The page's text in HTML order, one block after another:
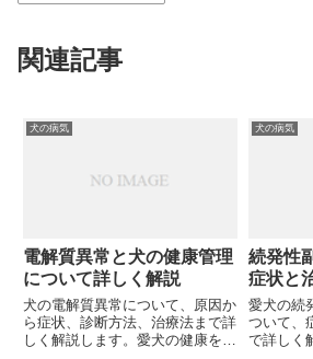
関連記事
犬の病気
電解質異常と犬の健康管理
について詳しく解説
犬の電解質異常について、原因か
ら症状、診断方法、治療法まで詳
しく解説します。愛犬の健康を守
犬の病気
続発性
症状と
愛犬の続
ついて、
で詳しく